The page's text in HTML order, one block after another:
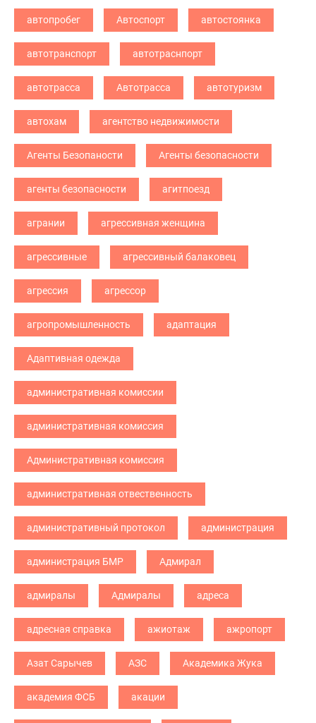
автопробег Автоспорт автостоянка
автотранспорт автотраснпорт
автотрасса Автотрасса автотуризм
автохам агентство недвижимости
Агенты Безопаности Агенты безопасности
агенты безопасности агитпоезд
агрании агрессивная женщина
агрессивные агрессивный балаковец
агрессия агрессор
агропромышленность адаптация
Адаптивная одежда
административная комиссии
административная комиссия
Административная комиссия
административная отвественность
административный протокол администрация
администрация БМР Адмирал
адмиралы Адмиралы адреса
адресная справка ажиотаж ажропорт
Азат Сарычев АЗС Академика Жука
академия ФСБ акации